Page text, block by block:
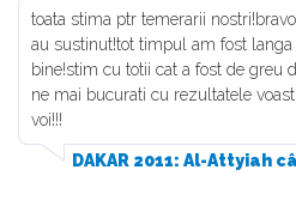
toata stima ptr temerarii
au sustinut!tot timpul am fost
bine!stim cu totii cat a fost de greu
ne mai bucurati cu rezultatele
voi!!!
DAKAR 2011: Al-Attyiah